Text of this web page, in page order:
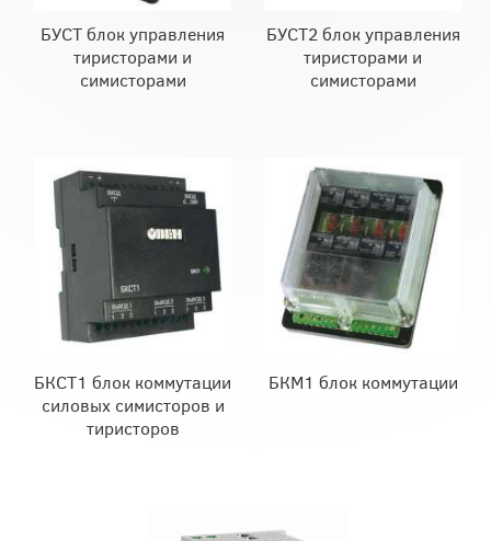
БУСТ блок управления
тиристорами и
симисторами
БУСТ2 блок управления
тиристорами и
симисторами
БКСТ1 блок коммутации
силовых симисторов и
тиристоров
БКМ1 блок коммутации